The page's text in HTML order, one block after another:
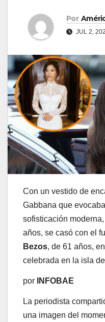
Por
JUL 2,
Con un vestido de
Gabbana que
sofisticación moderna,
años, se casó con el
Bezos, de 61 años,
celebrada en la isla
por INFOBAE
La periodista
una imagen del